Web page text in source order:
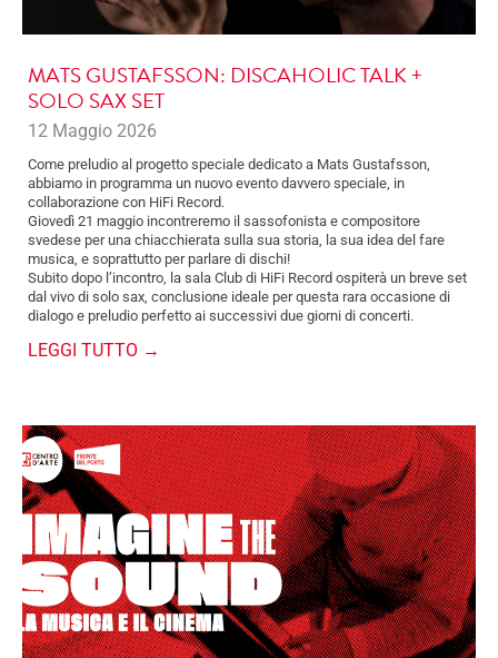
MATS GUSTAFSSON: DISCAHOLIC TALK +
SOLO SAX SET
12 Maggio 2026
Come preludio al progetto speciale dedicato a Mats Gustafsson,
abbiamo in programma un nuovo evento davvero speciale, in
collaborazione con HiFi Record.
Giovedì 21 maggio incontreremo il sassofonista e compositore
svedese per una chiacchierata sulla sua storia, la sua idea del fare
musica, e soprattutto per parlare di dischi!
Subito dopo l’incontro, la sala Club di HiFi Record ospiterà un breve set
dal vivo di solo sax, conclusione ideale per questa rara occasione di
dialogo e preludio perfetto ai successivi due giorni di concerti.
LEGGI TUTTO →